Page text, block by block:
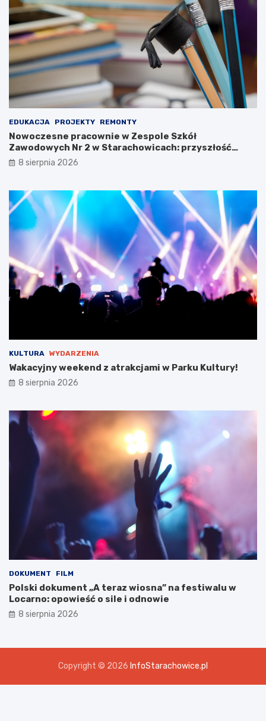
k
u
K
u
l
t
u
y
!
s
ł
u
o
b
r
o
n
e
g
o
n
a
w
t
a
w
i
!
EDUKACJA PROJEKTY REMONTY
Nowoczesne pracownie w Zespole Szkół
Zawodowych Nr 2 w Starachowicach: przyszłość
kształcenia zawodowego
8 sierpnia 2026
KULTURA WYDARZENIA
Wakacyjny weekend z atrakcjami w Parku Kultury!
8 sierpnia 2026
DOKUMENT FILM
Polski dokument „A teraz wiosna” na festiwalu w
Locarno: opowieść o sile i odnowie
8 sierpnia 2026
Copyright © 2026 InfoStarachowice.pl